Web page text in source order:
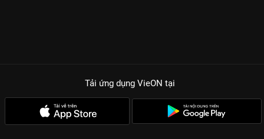
Tải ứng dụng VieON tại